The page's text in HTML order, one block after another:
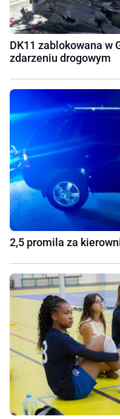
DK11 zablokowana w
zdarzeniu drogowym
2,5 promila za